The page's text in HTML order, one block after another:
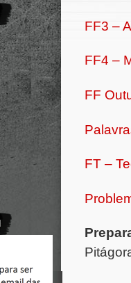
FF3 –
FF4 –
FF
FT –